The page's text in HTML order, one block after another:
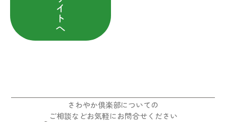
イ
ト
へ
さわやか倶楽部についての
ご相談などお気軽にお問合せください